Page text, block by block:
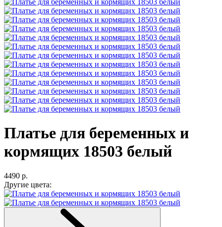
Платье для беременных и
кормящих 18503 белый
4490 р.
Другие цвета: